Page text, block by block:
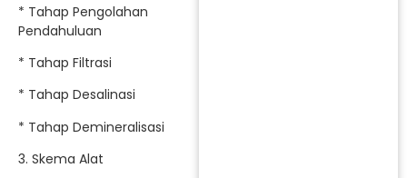
* Tahap Pengolahan
Pendahuluan
* Tahap Filtrasi
* Tahap Desalinasi
* Tahap Demineralisasi
3. Skema Alat